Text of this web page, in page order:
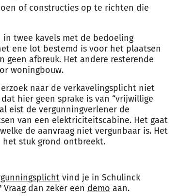
of constructies op te richten die
twee kavels met de bedoeling
ene lot bestemd is voor het plaatsen
afbreuk. Het andere resterende
woningbouw.
naar de verkavelingsplicht niet
hier geen sprake is van “vrijwillige
eist de vergunningverlener de
van een elektriciteitscabine. Het gaat
de aanvraag niet vergunbaar is. Het
stuk grond ontbreekt.
vind je in Schulinck
dan zeker een demo aan.